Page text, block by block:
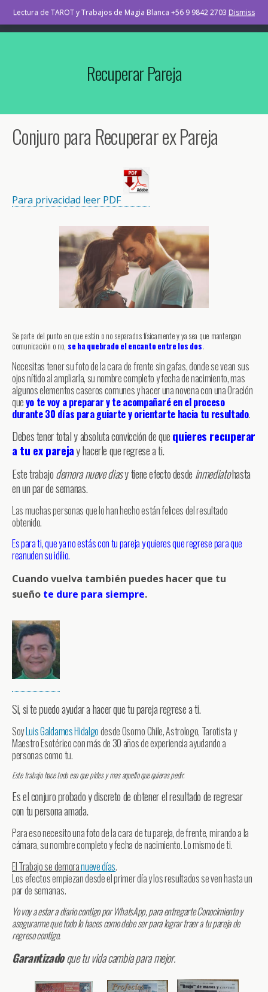
TAROT Osorno Chile
Recuperar Pareja
Conjuro para Recuperar ex Pareja
Para privacidad leer PDF
Se parte del punto en que están o no separados físicamente y ya sea que mantengan
comunicación o no, se ha quebrado el encanto entre los dos.
Necesitas tener su foto de la cara de frente sin gafas, donde se vean sus
ojos nítido al ampliarla, su nombre completo y fecha de nacimiento, mas
algunos elementos caseros comunes y hacer una novena con una Oración
queyo te voy a preparar y te acompañaré en el proceso
durante 30 días para guiarte y orientarte hacia tu resultado.
Debes tener total y absoluta convicción de quequieres recuperar
a tu ex parejay hacerle que regrese a ti.
Este trabajodemora nueve diasy tiene efecto desde inmediatohasta
en un par de semanas.
Las muchas personas que lo han hecho están felices del resultado
obtenido.
Es para ti, que ya no estás con tu pareja y quieres que regrese para que
reanuden su idilio.
Cuando vuelva también puedes hacer que tu
sueño te dure para siempre.
Si, si te puedo ayudar a hacer que tu pareja regrese a ti.
SoyLuis Galdames Hidalgodesde Osorno Chile, Astrologo, Tarotista y
Maestro Esotérico con más de 30 años de experiencia ayudando a
personas como tu.
Este trabajo hace todo eso que pides y mas aquello que quieras pedir.
Es el conjuro probado y discreto de obtener el resultado de regresar
con tu persona amada.
Para eso necesito una foto de la cara de tu pareja, de frente, mirando a la
cámara, su nombre completo y fecha de nacimiento. Lo mismo de ti.
El Trabajo se demoranueve días.
Los efectos empiezan desde el primer día y los resultados se ven hasta un
par de semanas.
Yo voy a estar a diario contigo por WhatsApp, para entregarte Conocimiento y
asegurarme que todo lo haces como debe ser para lograr traer a tu pareja de
regreso contigo.
Garantizadoque tu vida cambia para mejor.
Lectura de TAROT y Trabajos de Magia Blanca +56 9 9842 2703 Dismiss